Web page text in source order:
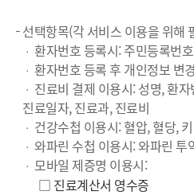
선택항목(각 서비스 이용을 위해
ㆍ 환자번호 등록시: 주민등록번호
ㆍ 환자번호 등록 후 개인정보 변
ㆍ 진료비 결제 이용시: 성명, 환
진료일자, 진료과, 진료비
ㆍ 건강수첩 이용시: 혈압, 혈당,
ㆍ 와파린 수첩 이용시: 와파린 투
ㆍ 모바일 제증명 이용시:
□ 진료계산서 영수증